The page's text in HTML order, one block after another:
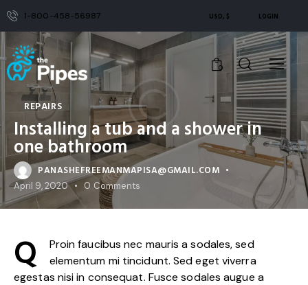
1-800-458-56987 USD, $ LOGIN
0
REPAIRS
Installing a tub and a shower in
one bathroom
PANASHEFREEMANMAPISA@GMAIL.COM
April 9, 2020 0 Comments
Q
Proin faucibus nec mauris a sodales, sed
elementum mi tincidunt. Sed eget viverra
egestas nisi in consequat. Fusce sodales augue a